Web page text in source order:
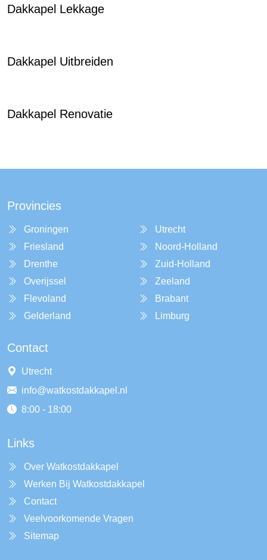
Dakkapel Lekkage
Dakkapel Uitbreiden
Dakkapel Renovatie
Provincies
Groningen
Friesland
Drenthe
Overijssel
Flevoland
Gelderland
Utrecht
Noord-Holland
Zuid-Holland
Zeeland
Brabant
Limburg
Contact
Utrecht
info@watkostdakkapel.nl
8:00 - 18:00
Links
Over Watkostdakkapel
Werken Bij Watkostdakkapel
Contact
Veelvoorkomende Vragen
Sitemap